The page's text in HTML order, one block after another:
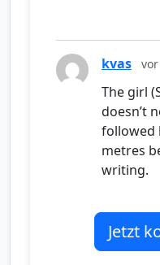
kvas
The girl
doesn’t
followed
metres
writing.
Jetzt